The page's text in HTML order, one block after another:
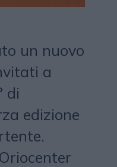
un nuovo
a
di
edizione